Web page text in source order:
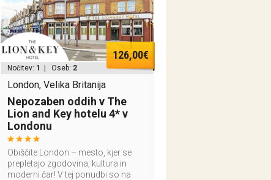
126,00€
Nočitev: 1 | Oseb: 2
London, Velika Britanija
Nepozaben oddih v The
Lion and Key hotelu 4* v
Londonu
Obiščite London – mesto, kjer se
prepletajo zgodovina, kultura in
moderni čar! V tej ponudbi so na